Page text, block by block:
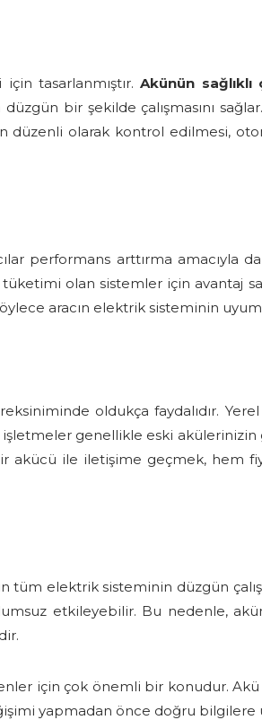
için tasarlanmıştır.Akünün sağlıklı
bir şekilde çalışmasını
düzenli olarak kontrol edilmesi,
performans arttırma amacıyla
olan sistemler için avantaj
aracın elektrik sisteminin
oldukça faydalıdır.
genellikle eski akülerinizin
akücü ile iletişime geçmek, hem
tüm elektrik sisteminin düzgün
etkileyebilir. Bu nedenle,
için çok önemli bir konudur. Akü
yapmadan önce doğru bilgilere